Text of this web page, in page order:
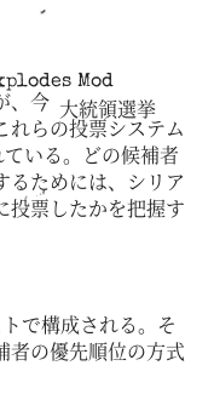
Mod
大統領選挙
、今
れらの投票システム
いる。どの候補者
るためには、シリア
投票したかを把握す
で構成される。そ
者の優先順位の方式